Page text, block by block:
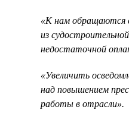
«К нам обращаются
из
недостаточной
«Увеличить
над повышением
работы в отрасли».